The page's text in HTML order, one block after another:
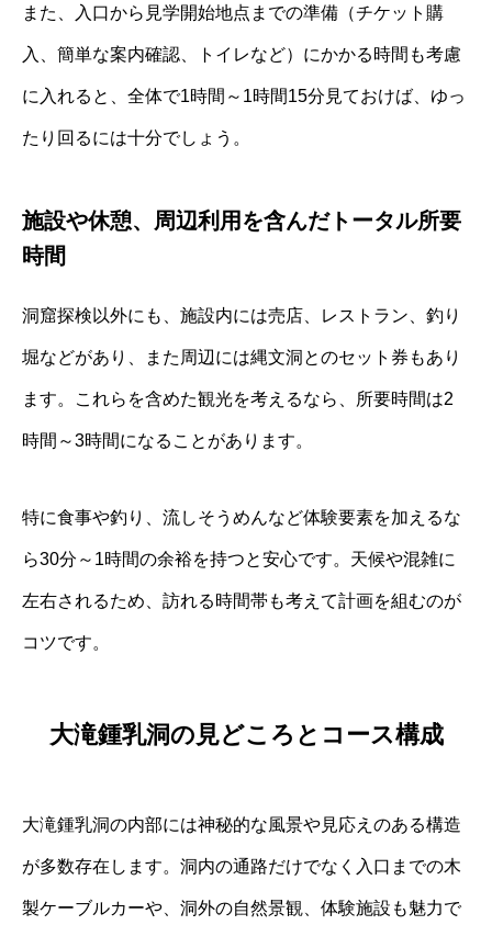
また、入口から見学開始地点までの準備（チケット購
入、簡単な案内確認、トイレなど）にかかる時間も考慮
に入れると、全体で1時間～1時間15分見ておけば、ゆっ
たり回るには十分でしょう。
施設や休憩、周辺利用を含んだトータル所要
時間
洞窟探検以外にも、施設内には売店、レストラン、釣り
堀などがあり、また周辺には縄文洞とのセット券もあり
ます。これらを含めた観光を考えるなら、所要時間は2
時間～3時間になることがあります。
特に食事や釣り、流しそうめんなど体験要素を加えるな
ら30分～1時間の余裕を持つと安心です。天候や混雑に
左右されるため、訪れる時間帯も考えて計画を組むのが
コツです。
大滝鍾乳洞の見どころとコース構成
大滝鍾乳洞の内部には神秘的な風景や見応えのある構造
が多数存在します。洞内の通路だけでなく入口までの木
製ケーブルカーや、洞外の自然景観、体験施設も魅力で